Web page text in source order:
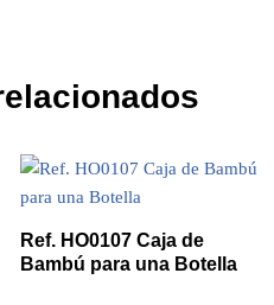
Ref. HO0107 Caja de
Bambú para una Botella